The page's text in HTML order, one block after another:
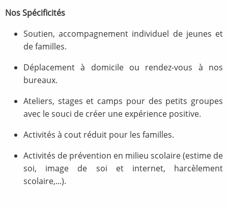
Nos Spécificités
Soutien, accompagnement individuel de jeunes et
de familles.
Déplacement à domicile ou rendez-vous à nos
bureaux.
Ateliers, stages et camps pour des petits groupes
avec le souci de créer une expérience positive.
Activités à cout réduit pour les familles.
Activités de prévention en milieu scolaire (estime de
soi, image de soi et internet, harcèlement
scolaire,...).